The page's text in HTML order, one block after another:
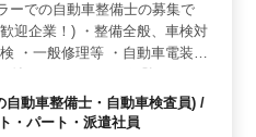
に貢献できます。自動車販
貫して手がけ、地域に愛さ
勤務が可能です。
ーでの自動車整備士の募集で
迎企業！) ・整備全般、車検対
・一般修理等 ・自動車電装品
！ ＊シニア層歓迎（50代の技
＊検査員資格ある方優遇☆
自動車整備士・自動車検査員) /
・パート・派遣社員